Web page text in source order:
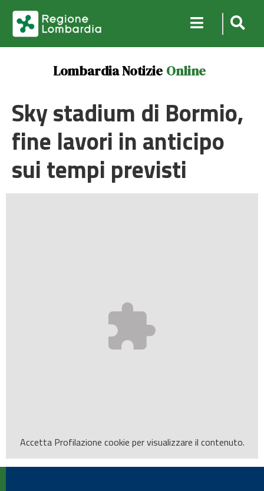
Lombardia Notizie Online
Sky stadium di Bormio,
fine lavori in anticipo
sui tempi previsti
Accetta Profilazione cookie per visualizzare il contenuto.